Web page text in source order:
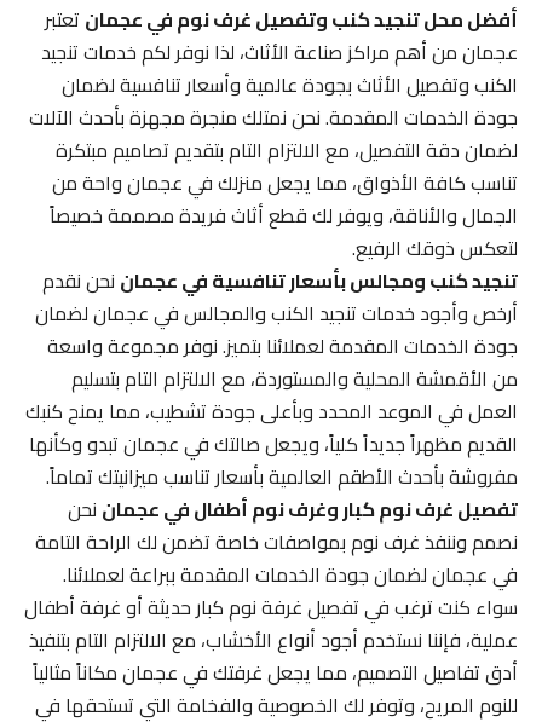
أفضل محل تنجيد كنب وتفصيل غرف نوم في عجمانتعتبر
عجمان من أهم مراكز صناعة الأثاث، لذا نوفر لكم خدمات تنجيد
الكنب وتفصيل الأثاث بجودة عالمية وأسعار تنافسية لضمان
جودة الخدمات المقدمة. نحن نمتلك منجرة مجهزة بأحدث الآلات
لضمان دقة التفصيل، مع الالتزام التام بتقديم تصاميم مبتكرة
تناسب كافة الأذواق، مما يجعل منزلك في عجمان واحة من
الجمال والأناقة، ويوفر لك قطع أثاث فريدة مصممة خصيصاً
لتعكس ذوقك الرفيع.
تنجيد كنب ومجالس بأسعار تنافسية في عجماننحن نقدم
أرخص وأجود خدمات تنجيد الكنب والمجالس في عجمان لضمان
جودة الخدمات المقدمة لعملائنا بتميز. نوفر مجموعة واسعة
من الأقمشة المحلية والمستوردة، مع الالتزام التام بتسليم
العمل في الموعد المحدد وبأعلى جودة تشطيب، مما يمنح كنبك
القديم مظهراً جديداً كلياً، ويجعل صالتك في عجمان تبدو وكأنها
مفروشة بأحدث الأطقم العالمية بأسعار تناسب ميزانيتك تماماً.
تفصيل غرف نوم كبار وغرف نوم أطفال في عجماننحن
نصمم وننفذ غرف نوم بمواصفات خاصة تضمن لك الراحة التامة
في عجمان لضمان جودة الخدمات المقدمة ببراعة لعملائنا.
سواء كنت ترغب في تفصيل غرفة نوم كبار حديثة أو غرفة أطفال
عملية، فإننا نستخدم أجود أنواع الأخشاب، مع الالتزام التام بتنفيذ
أدق تفاصيل التصميم، مما يجعل غرفتك في عجمان مكاناً مثالياً
للنوم المريح، وتوفر لك الخصوصية والفخامة التي تستحقها في